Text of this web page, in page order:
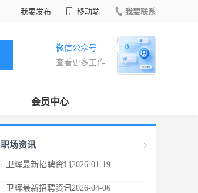
我要发布 移动端 我要联系
微信公众号
查看更多工作
会员中心
职场资讯
· 卫辉最新招聘资讯2026-01-19
· 卫辉最新招聘资讯2026-04-06